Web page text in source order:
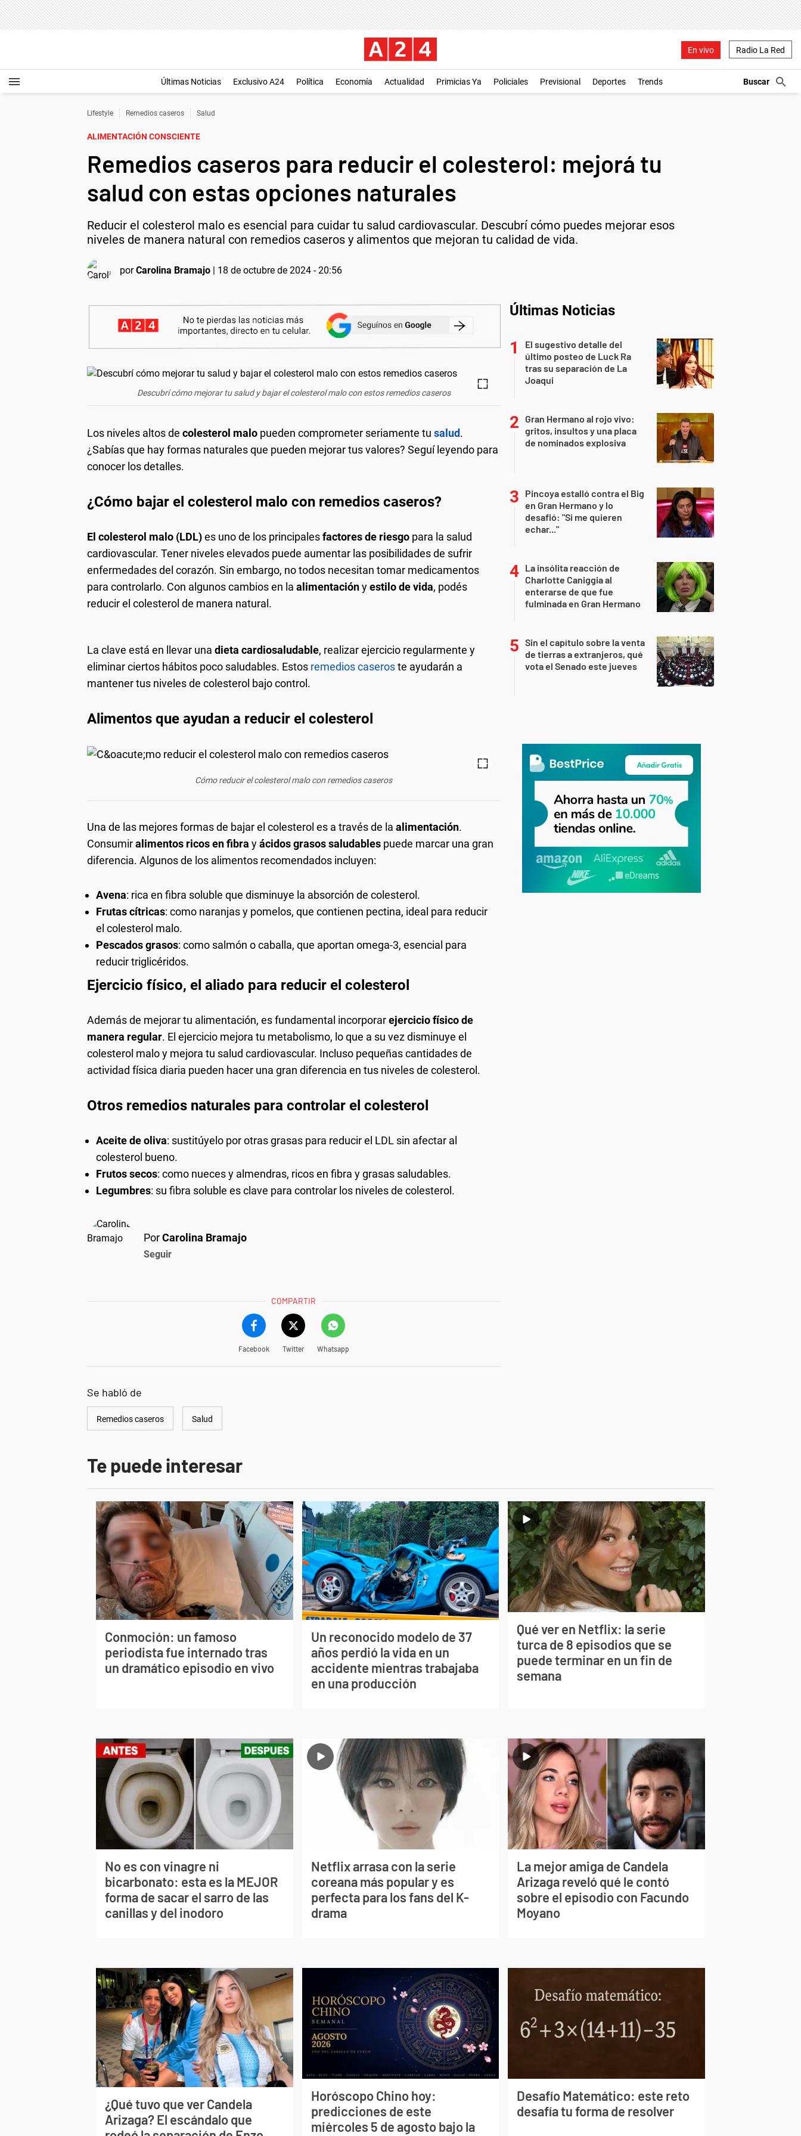
En vivo Radio La Red
Últimas Noticias Exclusivo A24 Política Economía Actualidad Primicias Ya Policiales Previsional Deportes Trends
Lifestyle Remedios caseros Salud
ALIMENTACIÓN CONSCIENTE
Remedios caseros para reducir el colesterol: mejorá tu
salud con estas opciones naturales
Reducir el colesterol malo es esencial para cuidar tu salud cardiovascular. Descubrí cómo puedes mejorar esos
niveles de manera natural con remedios caseros y alimentos que mejoran tu calidad de vida.
porCarolina Bramajo | 18 de octubre de 2024 - 20:56
Descubrí cómo mejorar tu salud y bajar el colesterol malo con estos remedios caseros
Los niveles altos de colesterol malo pueden comprometer seriamente tu salud.
¿Sabías que hay formas naturales que pueden mejorar tus valores? Seguí leyendo para
conocer los detalles.
¿Cómo bajar el colesterol malo con remedios caseros?
El colesterol malo (LDL)es uno de los principalesfactores de riesgo para la salud
cardiovascular. Tener niveles elevados puede aumentar las posibilidades de sufrir
enfermedades del corazón. Sin embargo, no todos necesitan tomar medicamentos
para controlarlo. Con algunos cambios en la alimentaciónyestilo de vida, podés
reducir el colesterol de manera natural.
La clave está en llevar una dieta cardiosaludable, realizar ejercicio regularmente y
eliminar ciertos hábitos poco saludables. Estos remedios caseroste ayudarán a
mantener tus niveles de colesterol bajo control.
Alimentos que ayudan a reducir el colesterol
Cómo reducir el colesterol malo con remedios caseros
Una de las mejores formas de bajar el colesterol es a través de la alimentación.
Consumiralimentos ricos en fibra yácidos grasos saludables puede marcar una gran
diferencia. Algunos de los alimentos recomendados incluyen:
Avena: rica en fibra soluble que disminuye la absorción de colesterol.
Frutas cítricas: como naranjas y pomelos, que contienen pectina, ideal para reducir
el colesterol malo.
Pescados grasos: como salmón o caballa, que aportan omega-3, esencial para
reducir triglicéridos.
Ejercicio físico, el aliado para reducir el colesterol
Además de mejorar tu alimentación, es fundamental incorporarejercicio físico de
manera regular. El ejercicio mejora tu metabolismo, lo que a su vez disminuye el
colesterol malo y mejora tu salud cardiovascular. Incluso pequeñas cantidades de
actividad física diaria pueden hacer una gran diferencia en tus niveles de colesterol.
Otros remedios naturales para controlar el colesterol
Aceite de oliva: sustitúyelo por otras grasas para reducir el LDL sin afectar al
colesterol bueno.
Frutos secos: como nueces y almendras, ricos en fibra y grasas saludables.
Legumbres: su fibra soluble es clave para controlar los niveles de colesterol.
PorCarolina Bramajo
Seguir
COMPARTIR
Facebook Twitter Whatsapp
Se habló de
Remedios caseros Salud
Últimas Noticias
El sugestivo detalle del
último posteo de Luck Ra
tras su separación de La
Joaqui
Gran Hermano al rojo vivo:
gritos, insultos y una placa
de nominados explosiva
Pincoya estalló contra el Big
en Gran Hermano y lo
desafió: "Si me quieren
echar..."
La insólita reacción de
Charlotte Caniggia al
enterarse de que fue
fulminada en Gran Hermano
Sin el capítulo sobre la venta
de tierras a extranjeros, qué
vota el Senado este jueves
Te puede interesar
Conmoción: un famoso
periodista fue internado tras
un dramático episodio en vivo
Un reconocido modelo de 37
años perdió la vida en un
accidente mientras trabajaba
en una producción
Qué ver en Netflix: la serie
turca de 8 episodios que se
puede terminar en un fin de
semana
No es con vinagre ni
bicarbonato: esta es la MEJOR
forma de sacar el sarro de las
canillas y del inodoro
Netflix arrasa con la serie
coreana más popular y es
perfecta para los fans del K-
drama
La mejor amiga de Candela
Arizaga reveló qué le contó
sobre el episodio con Facundo
Moyano
¿Qué tuvo que ver Candela
Arizaga? El escándalo que
Horóscopo Chino hoy:
predicciones de este
miércoles 5 de agosto bajo la
Desafío Matemático: este reto
desafía tu forma de resolver